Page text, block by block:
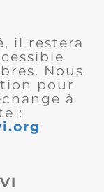
il restera
Nous
pour
à
: